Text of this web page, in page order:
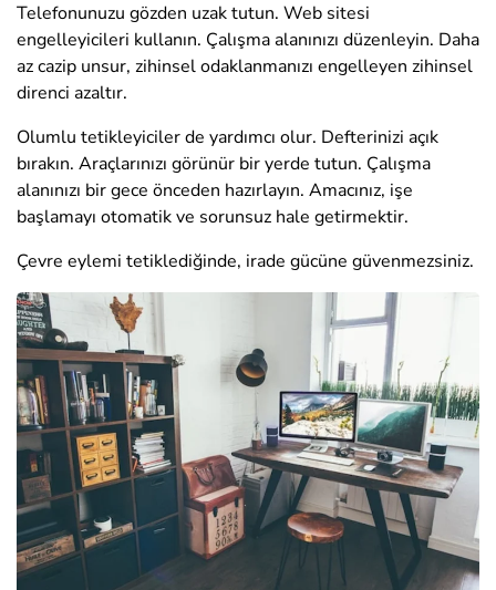
Telefonunuzu gözden uzak tutun. Web sitesi
engelleyicileri kullanın. Çalışma alanınızı düzenleyin. Daha
az cazip unsur, zihinsel odaklanmanızı engelleyen zihinsel
direnci azaltır.
Olumlu tetikleyiciler de yardımcı olur. Defterinizi açık
bırakın. Araçlarınızı görünür bir yerde tutun. Çalışma
alanınızı bir gece önceden hazırlayın. Amacınız, işe
başlamayı otomatik ve sorunsuz hale getirmektir.
Çevre eylemi tetiklediğinde, irade gücüne güvenmezsiniz.